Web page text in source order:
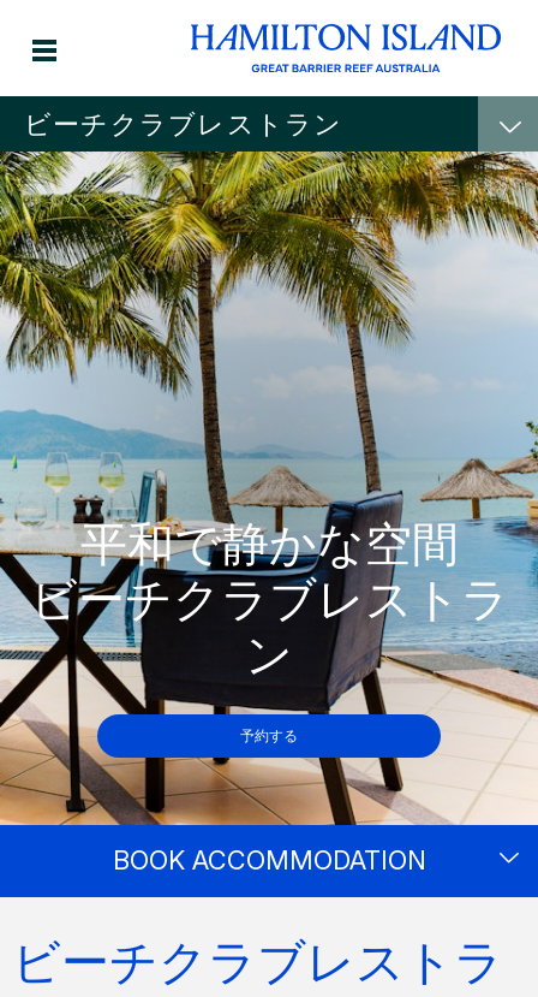
ビーチクラブレストラン
平和で静かな空間
ビーチクラブレストラ
ン
予約する
BOOK ACCOMMODATION
ビーチクラブレストラ